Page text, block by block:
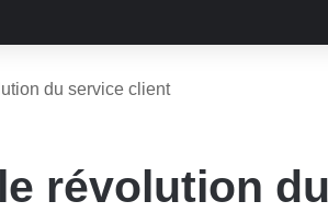
du service client
révolution